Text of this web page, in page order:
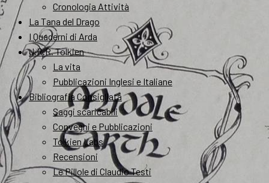
Cronologia Attività
La Tana del Drago
I Quaderni di Arda
J.R.R. Tolkien
La vita
Pubblicazioni Inglesi e Italiane
Bibliografia Consigliata
Saggi scaricabili
Convegni e Pubblicazioni
Tolkien Labs
Recensioni
Le Pillole di Claudio Testi